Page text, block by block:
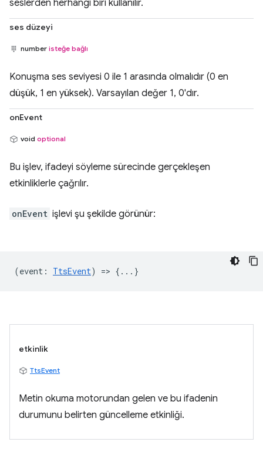
seslerden herhangi biri kullanılır.
ses düzeyi
number isteğe bağlı
Konuşma ses seviyesi 0 ile 1 arasında olmalıdır (0 en
düşük, 1 en yüksek). Varsayılan değer 1, 0'dır.
onEvent
void optional
Bu işlev, ifadeyi söyleme sürecinde gerçekleşen
etkinliklerle çağrılır.
onEvent işlevi şu şekilde görünür:
(event : TtsEvent) => {...}
etkinlik
TtsEvent
Metin okuma motorundan gelen ve bu ifadenin
durumunu belirten güncelleme etkinliği.